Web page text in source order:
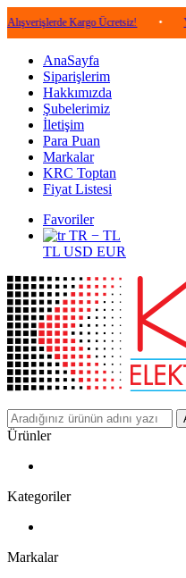
Kargo Ücretsiz! • Yeni
AnaSayfa
Siparişlerim
Hakkımızda
Şubelerimiz
İletişim
Para Puan
Markalar
KRC Toptan
Fiyat Listesi
Favoriler
TR − TL
TL USD EUR
Ürünler
Kategoriler
Markalar